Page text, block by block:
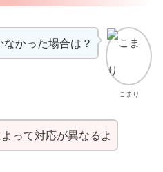
こまり
かった場合は？
って対応が異なるよ